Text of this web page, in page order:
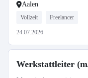
Aalen
Vollzeit Freelancer
24.07.2026
Werkstattleiter